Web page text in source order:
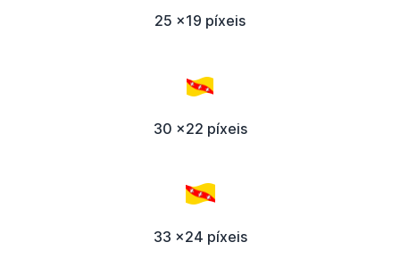
25 x19 píxeis
30 x22 píxeis
33 x24 píxeis